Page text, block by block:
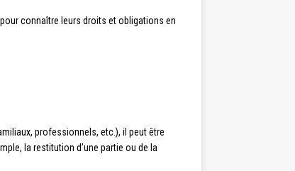
connaître leurs droits et obligations en
professionnels, etc.), il peut être
la restitution d’une partie ou de la